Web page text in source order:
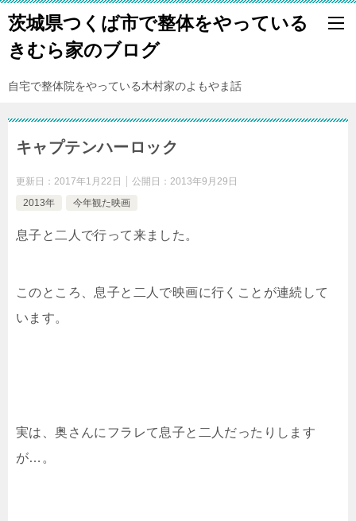
茨城県つくば市で整体をやっている
きむら家のブログ
自宅で整体院をやっている木村家のよもやま話
キャプテンハーロック
更新日： 2017年1月22日 公開日： 2013年9月29日
2013年
今年観た映画
息子と二人で行って来ました。
このところ、息子と二人で映画に行くことが連続して
います。
実は、奥さんにフラレて息子と二人だったりします
が…。